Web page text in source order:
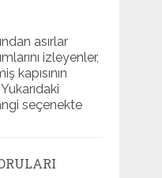
asırlar
izleyenler,
kapısının
seçenekte